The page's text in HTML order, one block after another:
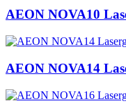
AEON NOVA10
AEON NOVA14